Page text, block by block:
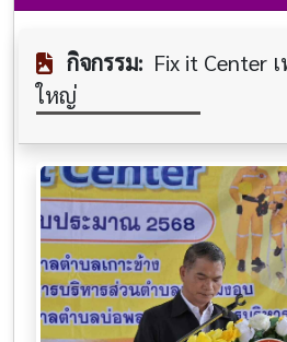
กิจกรรม: Fi​x it​ Center​
ใหญ่